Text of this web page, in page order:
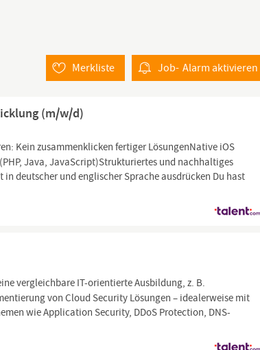
Job- Alarmaktivieren
Merkliste
(m/w/d)
Kein zusammenklicken fertiger LösungenNative iOS
Java, JavaScript)Strukturiertes und nachhaltiges
deutscher und englischer Sprache ausdrücken Du hast
vergleichbare IT-orientierte Ausbildung, z. B.
von Cloud Security Lösungen – idealerweise mit
wie Application Security, DDoS Protection, DNS-